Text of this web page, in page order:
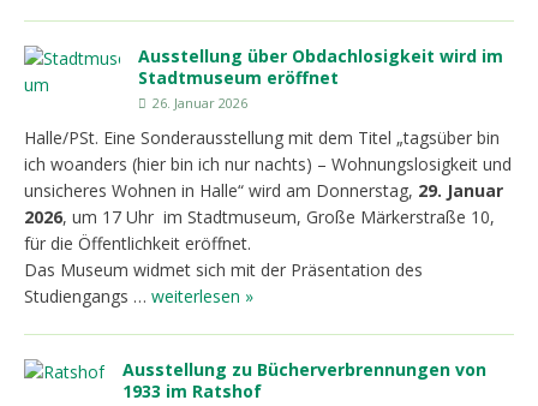
Ausstellung über Obdachlosigkeit wird im
Stadtmuseum eröffnet
26. Januar 2026
Halle/PSt. Eine Sonderausstellung mit dem Titel „tagsüber bin
ich woanders (hier bin ich nur nachts) – Wohnungslosigkeit und
unsicheres Wohnen in Halle“ wird am Donnerstag, 29. Januar
2026, um 17 Uhr im Stadtmuseum, Große Märkerstraße 10,
für die Öffentlichkeit eröffnet.
Das Museum widmet sich mit der Präsentation des
Studiengangs … weiterlesen »
Ausstellung zu Bücherverbrennungen von
1933 im Ratshof